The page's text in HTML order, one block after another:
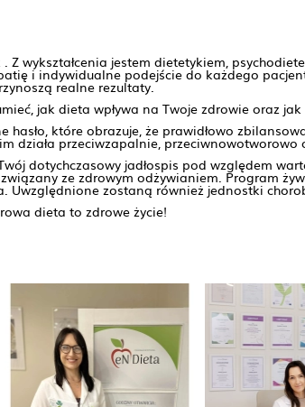
wykształcenia jestem dietetykiem,
i indywidualne podejście do każdego
realne rezultaty.
jak dieta wpływa na Twoje zdrowie oraz jak
hasło, które obrazuje, że prawidłowo
działa przeciwzapalnie,
dotychczasowy jadłospis pod względem
ze zdrowym odżywianiem. Program
Uwzględnione zostaną również jednostki
dieta to zdrowe życie!